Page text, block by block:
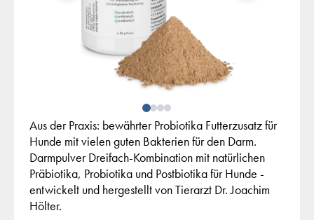
Aus der Praxis: bewährter Probiotika Futterzusatz für
Hunde mit vielen guten Bakterien für den Darm.
Darmpulver Dreifach-Kombination mit natürlichen
Präbiotika, Probiotika und Postbiotika für Hunde -
entwickelt und hergestellt von Tierarzt Dr. Joachim
Hölter.